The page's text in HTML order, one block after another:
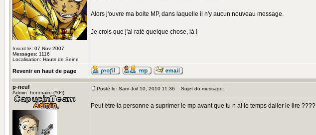
Inscrit le: 07 Nov 2007
Messages: 1116
Localisation: Hauts de Seine
Alors j'ouvre ma boite MP, dans laquelle il n'y aucun nouveau message.
Je crois que j'ai raté quelque chose, là !
Revenir en haut de page
p-neuf
Admin. honoraire (^0^)
Posté le: Sam Juil 10, 2010 11:36 Sujet du message:
Peut être la personne a suprimer le mp avant que tu n ai le temps daller le lire ????